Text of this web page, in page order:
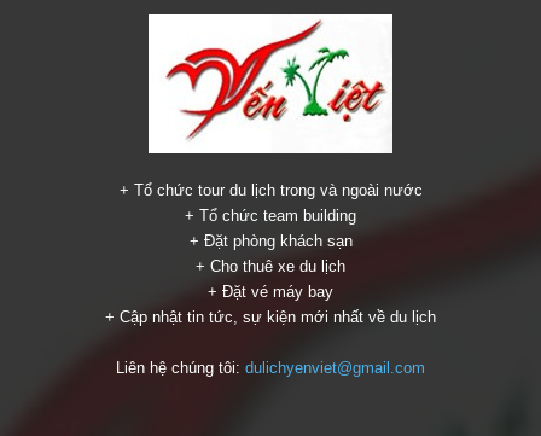
+ Tổ chức tour du lịch trong và ngoài nước
+ Tổ chức team building
+ Đặt phòng khách sạn
+ Cho thuê xe du lịch
+ Đặt vé máy bay
+ Cập nhật tin tức, sự kiện mới nhất về du lịch
Liên hệ chúng tôi: dulichyenviet@gmail.com